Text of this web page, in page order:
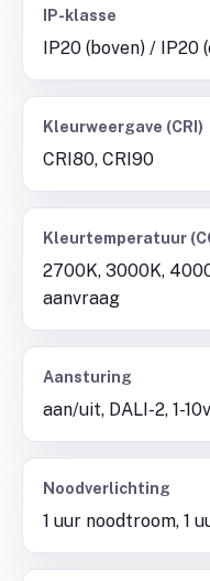
IP-klasse
IP20 (boven) / IP20
Kleurweergave (CRI)
CRI80, CRI90
Kleurtemperatuur
2700K, 3000K,
aanvraag
Aansturing
aan/uit, DALI-2, 1-
Noodverlichting
1 uur noodtroom, 1